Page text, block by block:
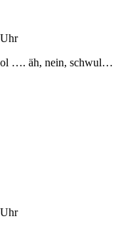
…. äh, nein, schwul…